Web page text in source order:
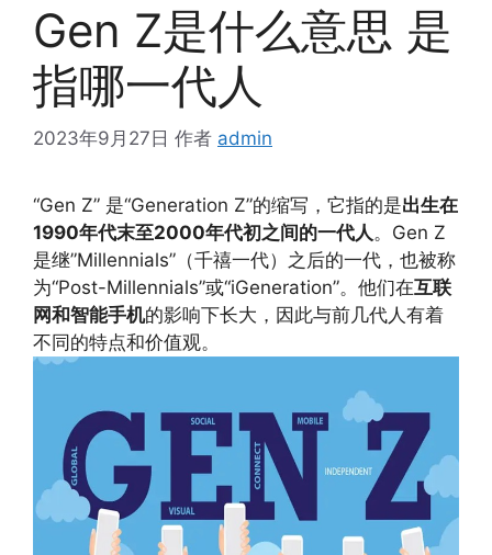
Gen Z是什么意思 是
指哪一代人
2023年9月27日 作者 admin
“Gen Z” 是“Generation Z”的缩写，它指的是出生在
1990年代末至2000年代初之间的一代人。Gen Z
是继”Millennials”（千禧一代）之后的一代，也被称
为“Post-Millennials”或“iGeneration”。他们在互联
网和智能手机的影响下长大，因此与前几代人有着
不同的特点和价值观。